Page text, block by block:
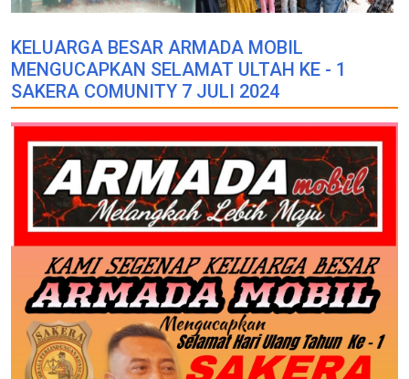
KELUARGA BESAR ARMADA MOBIL
MENGUCAPKAN SELAMAT ULTAH KE - 1
SAKERA COMUNITY 7 JULI 2024